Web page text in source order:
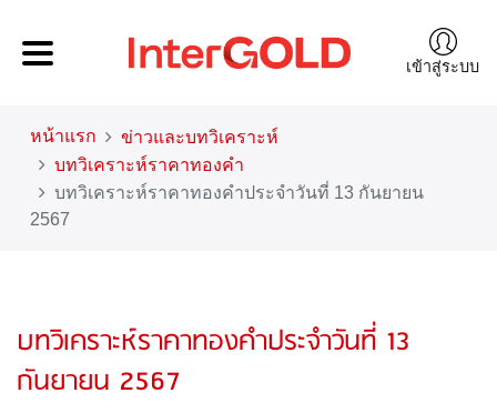
เข้าสู่ระบบ
หน้าแรก
ข่าวและบทวิเคราะห์
บทวิเคราะห์ราคาทองคำ
บทวิเคราะห์ราคาทองคำประจำวันที่ 13 กันยายน
2567
บทวิเคราะห์ราคาทองคำประจำวันที่ 13
กันยายน 2567